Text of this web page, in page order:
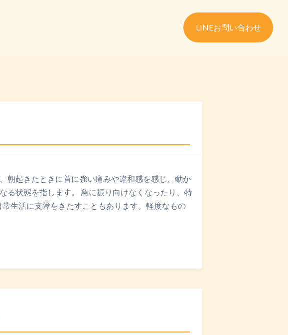
LINEお問い合わせ
朝起きたときに首に強い痛みや違和感を感じ、動か
る状態を指します。 急に振り向けなくなったり、特
生活に支障をきたすこともあります。軽度なもの